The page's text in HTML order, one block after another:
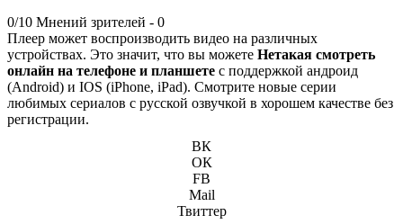
0/10 Мнений зрителей - 0
Плеер может воспроизводить видео на различных
устройствах. Это значит, что вы можете Нетакая смотреть
онлайн на телефоне и планшете с поддержкой андроид
(Android) и IOS (iPhone, iPad). Смотрите новые серии
любимых сериалов с русской озвучкой в хорошем качестве без
регистрации.
ВК
ОК
FB
Mail
Твиттер